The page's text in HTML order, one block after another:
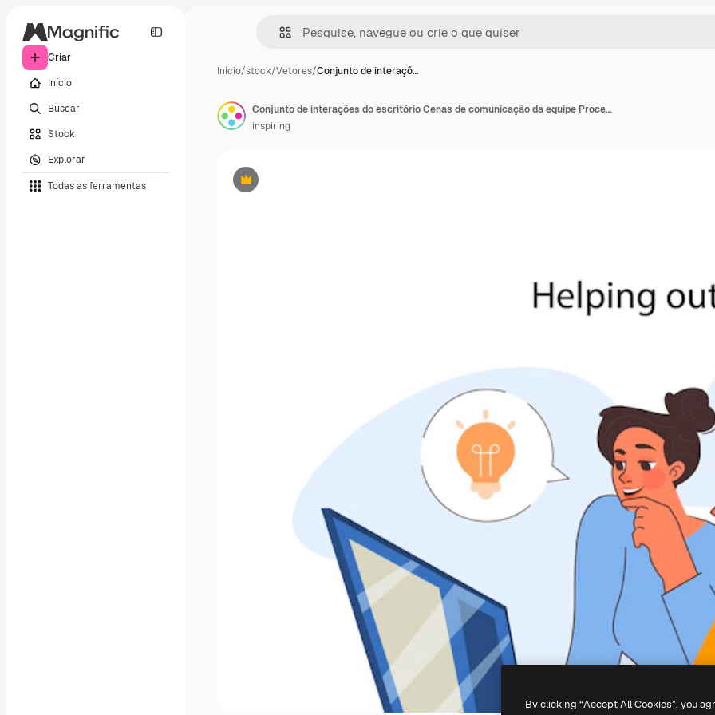
Criar
Início
Buscar
Stock
Explorar
Todas as ferramentas
Início/stock/Vetores/Conjunto de interaçõ…
Premium
Conjunto de interações do escritório Cenas de comunicação da equipe Processo de trabalho
inspiring
By clicking “Accept All Cookies”, you